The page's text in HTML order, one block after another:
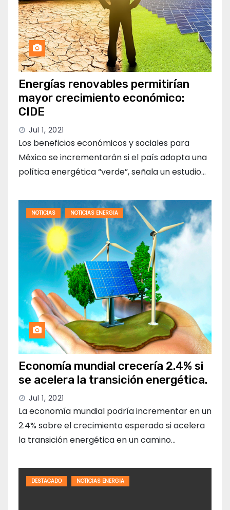
Energías renovables permitirían
mayor crecimiento económico:
CIDE
Jul 1, 2021
Los beneficios económicos y sociales para
México se incrementarán si el país adopta una
política energética “verde”, señala un estudio…
NOTICIAS NOTICIAS ENERGIA
Economía mundial crecería 2.4% si
se acelera la transición energética.
Jul 1, 2021
La economía mundial podría incrementar en un
2.4% sobre el crecimiento esperado si acelera
la transición energética en un camino…
DESTACADO NOTICIAS ENERGIA